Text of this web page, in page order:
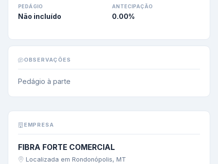
PEDÁGIO
Não incluído
ANTECIPAÇÃO
0.00%
OBSERVAÇÕES
Pedágio à parte
EMPRESA
FIBRA FORTE COMERCIAL
Localizada em Rondonópolis, MT